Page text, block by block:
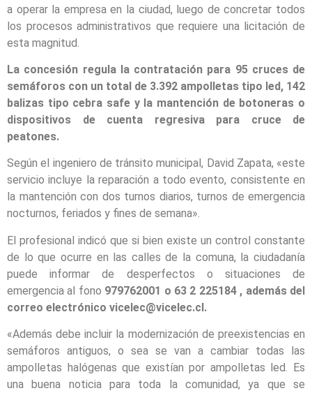
a operar la empresa en la ciudad, luego de concretar todos
los procesos administrativos que requiere una licitación de
esta magnitud.
La concesión regula la contratación para 95 cruces de
semáforos con un total de 3.392 ampolletas tipo led, 142
balizas tipo cebra safe y la mantención de botoneras o
dispositivos de cuenta regresiva para cruce de
peatones.
Según el ingeniero de tránsito municipal, David Zapata, «este
servicio incluye la reparación a todo evento, consistente en
la mantención con dos turnos diarios, turnos de emergencia
nocturnos, feriados y fines de semana».
El profesional indicó que si bien existe un control constante
de lo que ocurre en las calles de la comuna, la ciudadanía
puede informar de desperfectos o situaciones de
emergencia al fono 979762001 o 63 2 225184 , además del
correo electrónico vicelec@vicelec.cl.
«Además debe incluir la modernización de preexistencias en
semáforos antiguos, o sea se van a cambiar todas las
ampolletas halógenas que existían por ampolletas led. Es
una buena noticia para toda la comunidad, ya que se